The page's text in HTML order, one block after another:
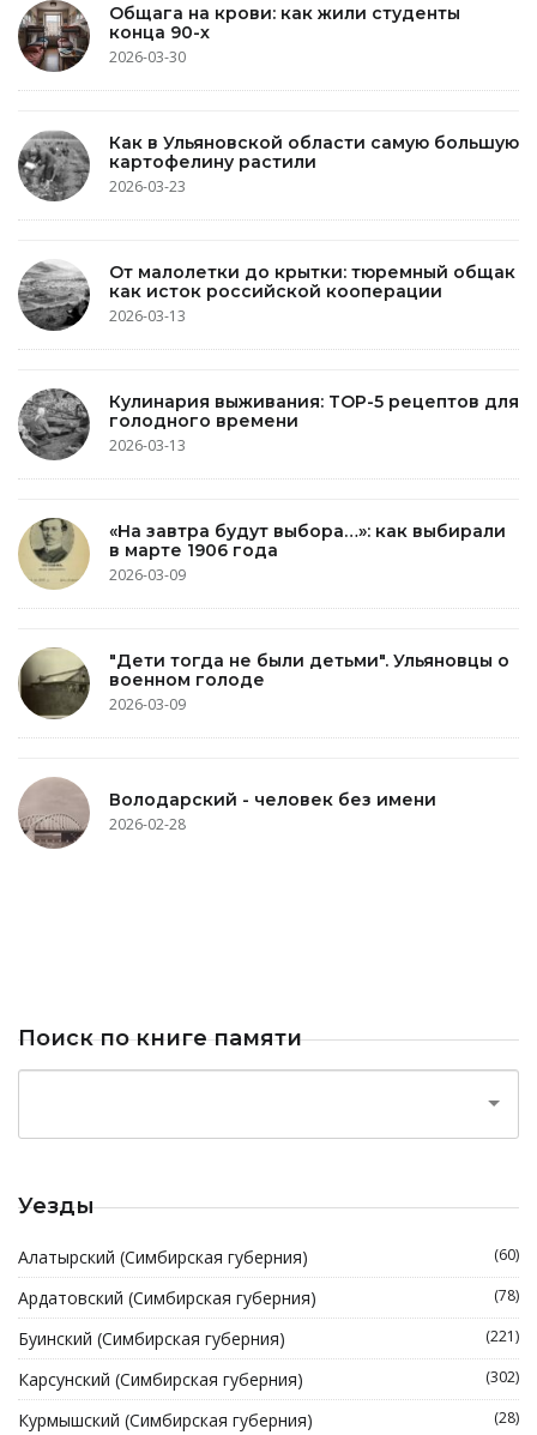
Общага на крови: как жили студенты
конца 90-х
2026-03-30
Как в Ульяновской области самую большую
картофелину растили
2026-03-23
От малолетки до крытки: тюремный общак
как исток российской кооперации
2026-03-13
Кулинария выживания: TOP-5 рецептов для
голодного времени
2026-03-13
«На завтра будут выбора…»: как выбирали
в марте 1906 года
2026-03-09
"Дети тогда не были детьми". Ульяновцы о
военном голоде
2026-03-09
Володарский - человек без имени
2026-02-28
Поиск по книге памяти
Уезды
Алатырский (Симбирская губерния) (60)
Ардатовский (Симбирская губерния) (78)
Буинский (Симбирская губерния) (221)
Карсунский (Симбирская губерния) (302)
Курмышский (Симбирская губерния) (28)